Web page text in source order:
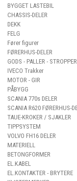
BYGGET LASTEBIL
CHASSIS-DELER
DEKK
FELG
Fører figurer
FØRERHUS-DELER
GODS - PALLER - STROPPER
IVECO Trakker
MOTOR - GIR
PÅBYGG
SCANIA 770s DELER
SCANIA R620 FØRERHUS-
TAUE-KROKER / SJAKLER
TIPPSYSTEM
VOLVO FH16 DELER
MATERIELL
BETONGFORMER
EL.KABEL
EL.KONTAKTER - BRYTERE